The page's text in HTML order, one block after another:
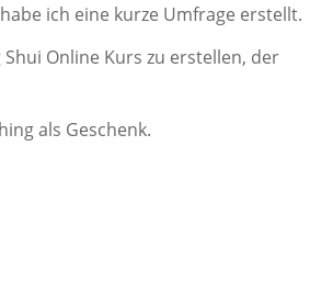
ich eine kurze Umfrage erstellt.
Online Kurs zu erstellen, der
als Geschenk.